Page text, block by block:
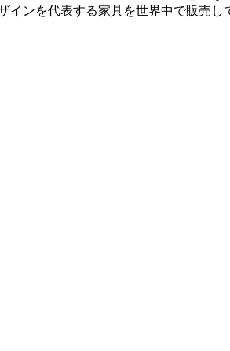
インを代表する家具を世界中で販売し